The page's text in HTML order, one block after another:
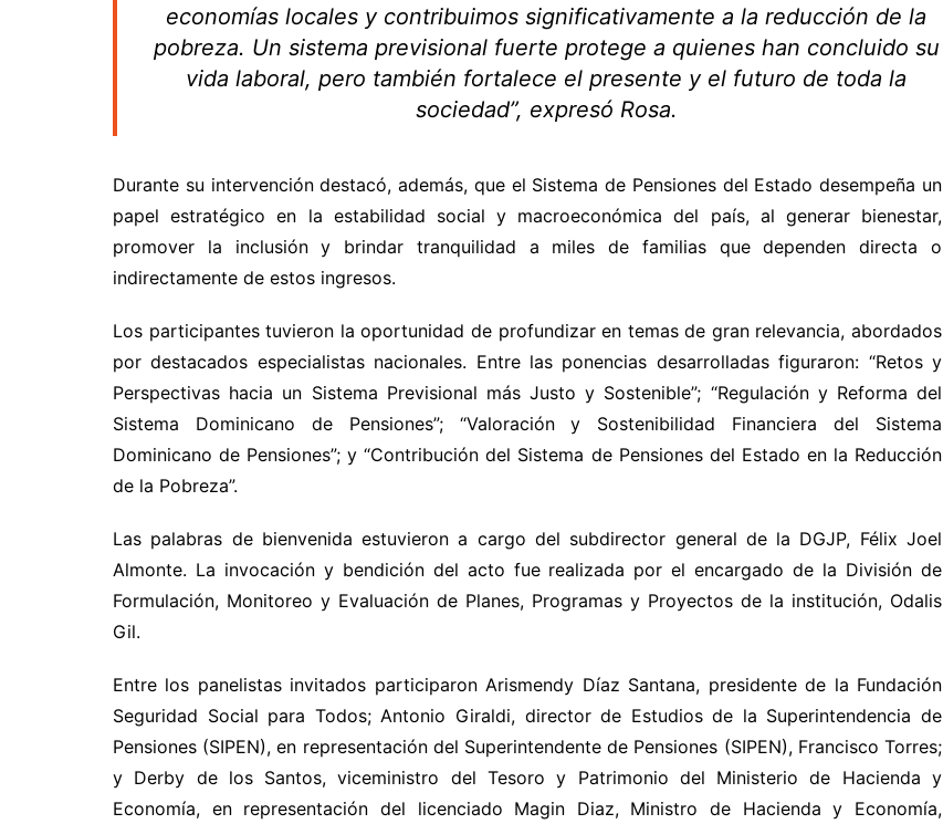
economías locales y contribuimos significativamente a la reducción de la
pobreza. Un sistema previsional fuerte protege a quienes han concluido su
vida laboral, pero también fortalece el presente y el futuro de toda la
sociedad”, expresó Rosa.
Durante su intervención destacó, además, que el Sistema de Pensiones del Estado desempeña un
papel estratégico en la estabilidad social y macroeconómica del país, al generar bienestar,
promover la inclusión y brindar tranquilidad a miles de familias que dependen directa o
indirectamente de estos ingresos.
Los participantes tuvieron la oportunidad de profundizar en temas de gran relevancia, abordados
por destacados especialistas nacionales. Entre las ponencias desarrolladas figuraron: “Retos y
Perspectivas hacia un Sistema Previsional más Justo y Sostenible”; “Regulación y Reforma del
Sistema Dominicano de Pensiones”; “Valoración y Sostenibilidad Financiera del Sistema
Dominicano de Pensiones”; y “Contribución del Sistema de Pensiones del Estado en la Reducción
de la Pobreza”.
Las palabras de bienvenida estuvieron a cargo del subdirector general de la DGJP, Félix Joel
Almonte. La invocación y bendición del acto fue realizada por el encargado de la División de
Formulación, Monitoreo y Evaluación de Planes, Programas y Proyectos de la institución, Odalis
Gil.
Entre los panelistas invitados participaron Arismendy Díaz Santana, presidente de la Fundación
Seguridad Social para Todos; Antonio Giraldi, director de Estudios de la Superintendencia de
Pensiones (SIPEN), en representación del Superintendente de Pensiones (SIPEN), Francisco Torres;
y Derby de los Santos, viceministro del Tesoro y Patrimonio del Ministerio de Hacienda y
Economía, en representación del licenciado Magin Diaz, Ministro de Hacienda y Economía,